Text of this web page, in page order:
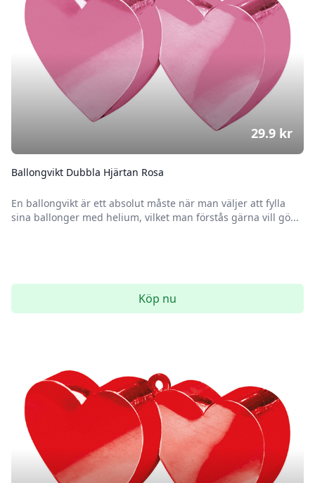
Ballongvikt Dubbla Hjärtan Rosa
En ballongvikt är ett absolut måste när man väljer att fylla
sina ballonger med helium, vilket man förstås gärna vill gö...
29.9 kr
Köp nu